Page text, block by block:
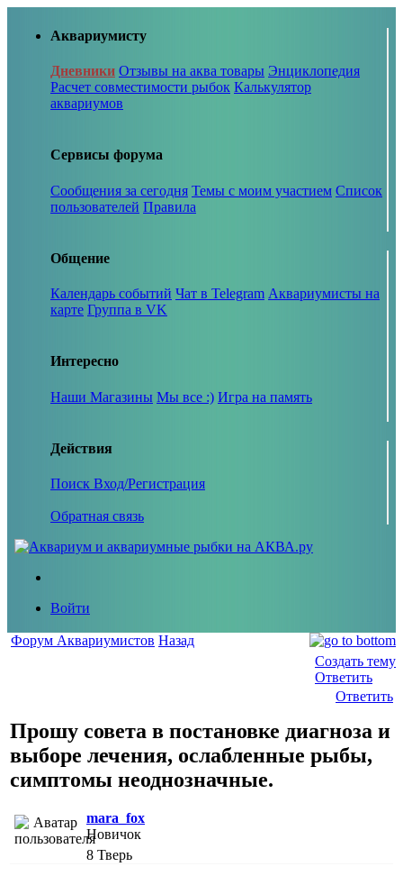
Аквариумисту
Дневники Отзывы на аква товары Энциклопедия
Расчет совместимости рыбок Калькулятор
аквариумов
Сервисы форума
Сообщения за сегодня Темы с моим участием Список
пользователей Правила
Общение
Календарь событий Чат в Telegram Аквариумисты на
карте Группа в VK
Интересно
Наши Магазины Мы все :) Игра на память
Действия
Поиск Вход/Регистрация
Обратная связь
Войти
Форум Аквариумистов Назад
Создать тему
Ответить
Ответить
Прошу совета в постановке диагноза и
выборе лечения, ослабленные рыбы,
симптомы неоднозначные.
mara_fox
Новичок
8 Тверь